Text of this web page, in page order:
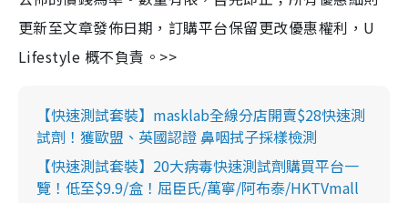
更新至文章發佈日期，訂購平台保留更改優惠權利，U
Lifestyle 概不負責。>>
【快速測試套裝】masklab全線分店開賣$28快速測
試劑！獲歐盟、英國認證 鼻咽拭子採樣檢測
【快速測試套裝】20大病毒快速測試劑購買平台一
覽！低至$9.9/盒！屈臣氏/萬寧/阿布泰/HKTVmall